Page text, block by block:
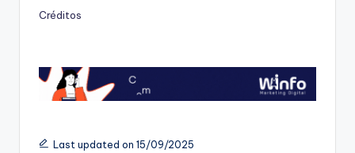
Créditos
Last updated on 15/09/2025